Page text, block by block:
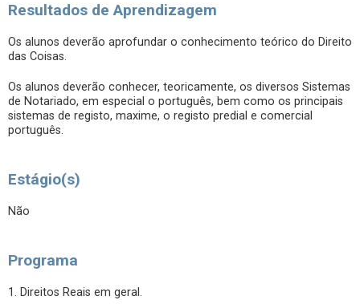
Resultados de Aprendizagem
Os alunos deverão aprofundar o conhecimento teórico do Direito
das Coisas.
Os alunos deverão conhecer, teoricamente, os diversos Sistemas
de Notariado, em especial o português, bem como os principais
sistemas de registo, maxime, o registo predial e comercial
português.
Estágio(s)
Não
Programa
1. Direitos Reais em geral.